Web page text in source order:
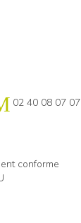
02 40 08 07 07
conforme